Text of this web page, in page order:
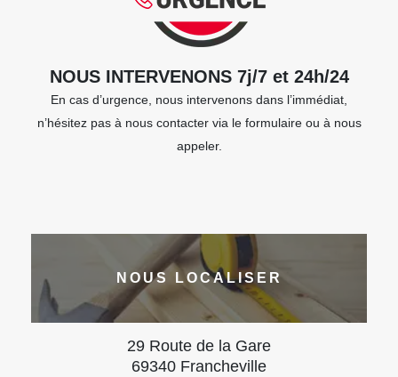
NOUS INTERVENONS 7j/7 et 24h/24
En cas d’urgence, nous intervenons dans l’immédiat,
n’hésitez pas à nous contacter via le formulaire ou à nous
appeler.
NOUS LOCALISER
29 Route de la Gare
69340 Francheville